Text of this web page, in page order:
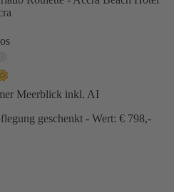
Meerblick inkl. AI
geschenkt - Wert: € 798,-